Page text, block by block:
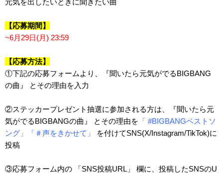
元気を出したいときに聞きたい曲
【応募期間】
~6月29日(月) 23:59
【応募方法】
①下記の応募フォームより、『聞いたら元気がでるBIGBANG
の曲』 とその理由を入力
②ステッカープレゼント抽選に参加される方は、『聞いたら元
気がでるBIGBANGの曲』 とその理由を 「 #BIGBANGベストソ
ング」「＃声をきかせて」
を付けてSNS(X/Instagram/TikTok)に
投稿
③応募フォーム内の 「SNS投稿URL」 欄に、投稿したSNSのU